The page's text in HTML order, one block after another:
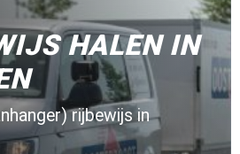
HALEN IN
rijbewijs in